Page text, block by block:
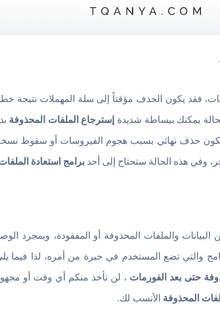
فقد يكون الحذف مؤقتاً إلى سلة المهملات نتيجة
يمكنك ببساطة شديدة إسترجاع الملفات المحذوفة
حذف نهائي بسبب هجوم الفيروسات أو سقوط نسخة
وفي هذه الحالة ستحتاج إلى أحد برامج استعادة
والملفات المحذوفة أو المفقودة، وبمجرد
والتي تضع المستخدم في حيرة من أمره، لذا فيما
حتى بعد الفورمات ، لن تأخذ منكم أي وقت أو
المحذوفة الأنسب لك.